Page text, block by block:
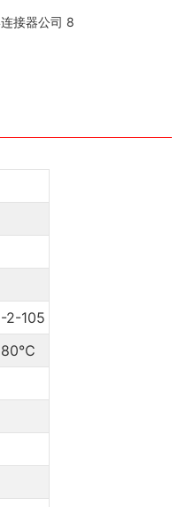
2-105